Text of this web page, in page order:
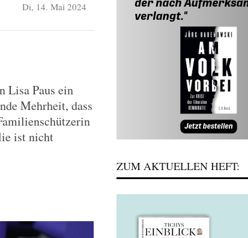
Di, 14. Mai 2024
Lisa Paus ein
Mehrheit, dass
ist nicht
ZUM AKTUELLEN HEFT: